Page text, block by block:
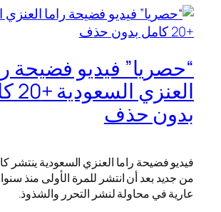
“حصريا” فيديو فضيحة
بدون حذف
فيديو فضيحة راما العنزي السعودية ينتشر
من جديد بعد أن انتشر للمرة الأولى منذ
عارية في محاولة لنشر التحرر والشذوذ.